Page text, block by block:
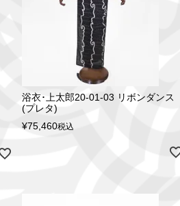
浴衣･上太郎20-01-03 リボンダンス
(プレタ)
¥75,460税込